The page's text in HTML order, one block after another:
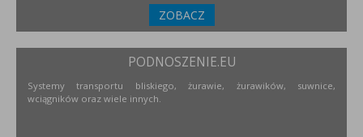
ZOBACZ
PODNOSZENIE.EU
Systemy transportu bliskiego, żurawie, żurawików, suwnice,
wciągników oraz wiele innych.